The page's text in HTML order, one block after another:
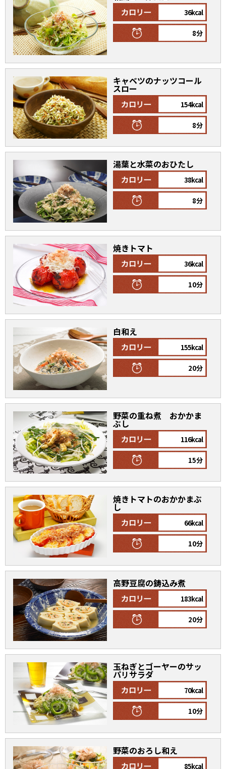
サッと鍋® 楽チン鍋®
楽チン屋® ストレートつゆ
新鮮一番 『氷熟®』
『踊り節』
だし粉
商品情報一覧
おすすめサイト
新鮮一番
氷熟®︎
だしパック
めんつゆレシピ
割烹白だしレシピ
レシピ特設サイト
割烹白だしレシピ特集
だし巻き卵特集
かつおだしが決め手！簡単茶碗蒸し
36kcal
8分
キャベツのナッツコール
スロー
154kcal
8分
湯葉と水菜のおひたし
38kcal
8分
焼きトマト
36kcal
10分
白和え
155kcal
20分
野菜の重ね煮 おかかま
ぶし
116kcal
15分
焼きトマトのおかかまぶ
し
66kcal
10分
高野豆腐の鋳込み煮
183kcal
20分
玉ねぎとゴーヤーのサッ
パリサラダ
70kcal
10分
野菜のおろし和え
85kcal